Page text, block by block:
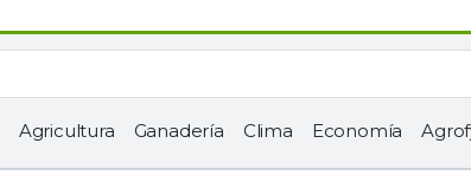
Agricultura Ganadería Clima Economía